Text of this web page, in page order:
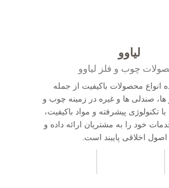
لیاوو
چوب و فلز لیاوو
انواع محصولات باکیفیت از جمله
صندلی ها و غیره در زمینه چوب و
تکنولوژی پیشرفته و مواد باکیفیت،
خود را به مشتریان ارائه داده و
اصول اخلاقی پایبند است.